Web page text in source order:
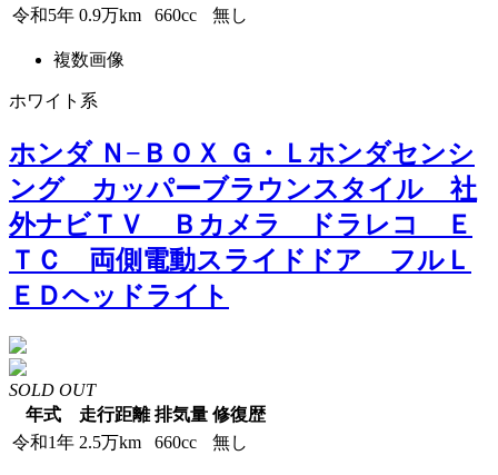
令和5年 0.9万km 660cc 無し
複数画像
ホワイト系
ホンダ Ｎ−ＢＯＸ Ｇ・Ｌホンダセンシ
ング カッパーブラウンスタイル 社
外ナビＴＶ Ｂカメラ ドラレコ Ｅ
ＴＣ 両側電動スライドドア フルＬ
ＥＤヘッドライト
SOLD OUT
年式
走行距離 排気量 修復歴
令和1年 2.5万km 660cc 無し